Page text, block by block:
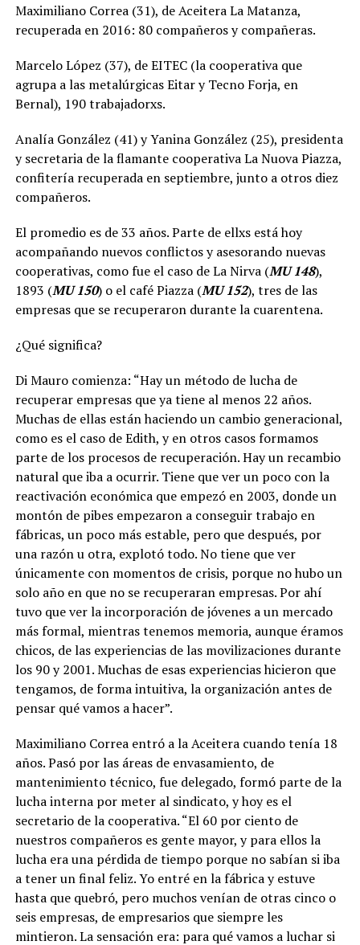
Maximiliano Correa (31), de Aceitera La Matanza,
recuperada en 2016: 80 compañeros y compañeras.
Marcelo López (37), de EITEC (la cooperativa que
agrupa a las metalúrgicas Eitar y Tecno Forja, en
Bernal), 190 trabajadorxs.
Analía González (41) y Yanina González (25), presidenta
y secretaria de la flamante cooperativa La Nuova Piazza,
confitería recuperada en septiembre, junto a otros diez
compañeros.
El promedio es de 33 años. Parte de ellxs está hoy
acompañando nuevos conflictos y asesorando nuevas
cooperativas, como fue el caso de La Nirva (MU 148),
1893 (MU 150) o el café Piazza (MU 152), tres de las
empresas que se recuperaron durante la cuarentena.
¿Qué significa?
Di Mauro comienza: “Hay un método de lucha de
recuperar empresas que ya tiene al menos 22 años.
Muchas de ellas están haciendo un cambio generacional,
como es el caso de Edith, y en otros casos formamos
parte de los procesos de recuperación. Hay un recambio
natural que iba a ocurrir. Tiene que ver un poco con la
reactivación económica que empezó en 2003, donde un
montón de pibes empezaron a conseguir trabajo en
fábricas, un poco más estable, pero que después, por
una razón u otra, explotó todo. No tiene que ver
únicamente con momentos de crisis, porque no hubo un
solo año en que no se recuperaran empresas. Por ahí
tuvo que ver la incorporación de jóvenes a un mercado
más formal, mientras tenemos memoria, aunque éramos
chicos, de las experiencias de las movilizaciones durante
los 90 y 2001. Muchas de esas experiencias hicieron que
tengamos, de forma intuitiva, la organización antes de
pensar qué vamos a hacer”.
Maximiliano Correa entró a la Aceitera cuando tenía 18
años. Pasó por las áreas de envasamiento, de
mantenimiento técnico, fue delegado, formó parte de la
lucha interna por meter al sindicato, y hoy es el
secretario de la cooperativa. “El 60 por ciento de
nuestros compañeros es gente mayor, y para ellos la
lucha era una pérdida de tiempo porque no sabían si iba
a tener un final feliz. Yo entré en la fábrica y estuve
hasta que quebró, pero muchos venían de otras cinco o
seis empresas, de empresarios que siempre les
mintieron. La sensación era: para qué vamos a luchar si